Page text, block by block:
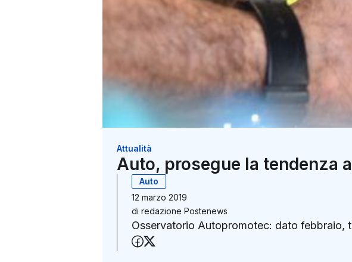
Attualità
Auto, prosegue la tendenza
Auto
12 marzo 2019
di redazione Postenews
Osservatorio Autopromotec: dato febbraio,
Condividi su Facebook